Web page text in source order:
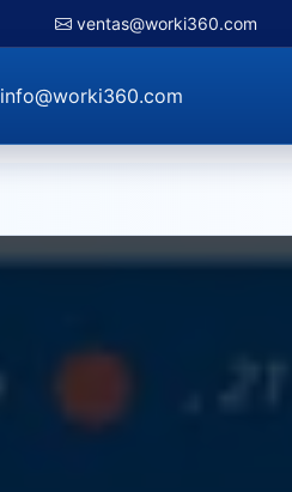
ventas@worki360.com
info@worki360.com